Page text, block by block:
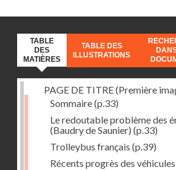
TABLE
DES
MATIÈRES
TABLE DES
ILLUSTRATIONS
PAGE DE TITRE (Première
Sommaire(p.33)
Le redoutable problème des
(Baudry de Saunier) (p.33)
Trolleybus français (p.39)
Récents progrès des